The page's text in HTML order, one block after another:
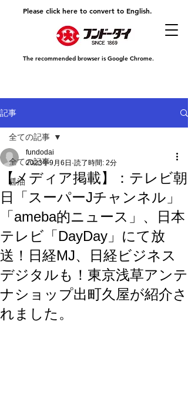
Please click here to convert to English.
The recommended browser is Google Chrome.
記事
全ての記事
醤油
全ての記事
【メディア掲載】：テレビ朝
日「スーパーJチャンネル」
「ameba的ニュース」、日本
テレビ「DayDay」にて放
送！日経MJ、日経ビジネス
デジタルも！東京浅草アンテ
ナショップ出町久屋が紹介さ
れました。
fundodai
2023年9月6日 読了時間: 2分